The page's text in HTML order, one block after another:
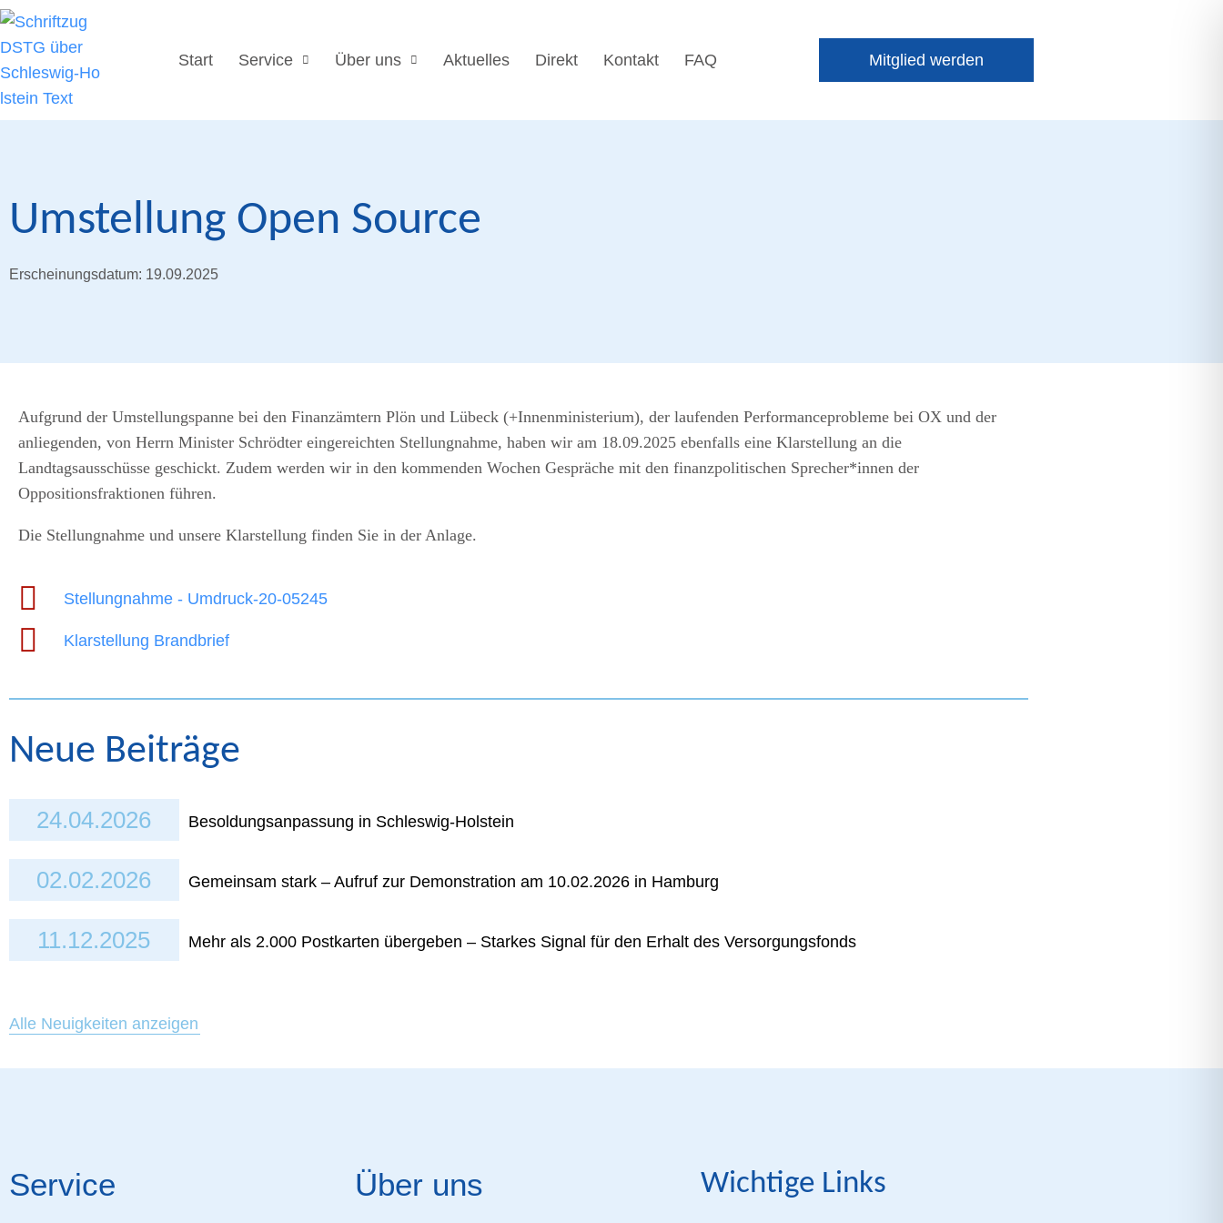
Start Service Über uns Aktuelles Direkt Kontakt FAQ Mitglied werden
Umstellung Open Source
Erscheinungsdatum: 19.09.2025
Aufgrund der Umstellungspanne bei den Finanzämtern Plön und Lübeck (+Innenministerium), der laufenden Performanceprobleme bei OX und der
anliegenden, von Herrn Minister Schrödter eingereichten Stellungnahme, haben wir am 18.09.2025 ebenfalls eine Klarstellung an die
Landtagsausschüsse geschickt. Zudem werden wir in den kommenden Wochen Gespräche mit den finanzpolitischen Sprecher*innen der
Oppositionsfraktionen führen.
Die Stellungnahme und unsere Klarstellung finden Sie in der Anlage.
Stellungnahme - Umdruck-20-05245
Klarstellung Brandbrief
Neue Beiträge
24.04.2026 Besoldungsanpassung in Schleswig-Holstein
02.02.2026 Gemeinsam stark – Aufruf zur Demonstration am 10.02.2026 in Hamburg
11.12.2025 Mehr als 2.000 Postkarten übergeben – Starkes Signal für den Erhalt des Versorgungsfonds
Alle Neuigkeiten anzeigen
Service Über uns Wichtige Links